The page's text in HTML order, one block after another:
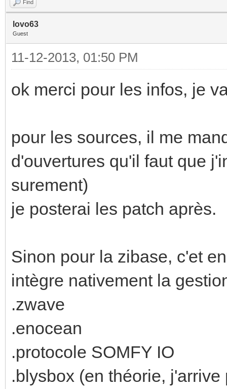
Find
lovo63
Guest
11-12-2013, 01:50 PM
ok merci pour les infos, je
pour les sources, il me
d'ouvertures qu'il faut que
surement)
je posterai les patch après.
Sinon pour la zibase, c'et
intègre nativement la
.zwave
.enocean
.protocole SOMFY IO
.blysbox (en théorie,